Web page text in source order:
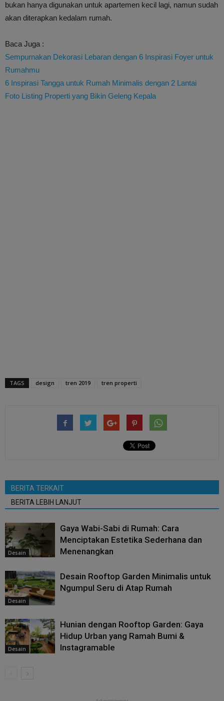
bukan hanya digunakan untuk apartemen kecil lagi, namun sudah
akan diterapkan kedalam rumah.
Baca Juga :
Sempurnakan Dekorasi Lebaran dengan 6 Inspirasi Foyer untuk
Rumahmu
6 Inspirasi Tangga untuk Rumah Minimalis dengan 2 Lantai
Foto Listing Properti yang Bikin Geleng Kepala
TAGS design tren 2019 tren properti
BERITA TERKAIT
BERITA LEBIH LANJUT
Desain
Gaya Wabi-Sabi di Rumah: Cara
Menciptakan Estetika Sederhana dan
Menenangkan
Desain
Desain Rooftop Garden Minimalis untuk
Ngumpul Seru di Atap Rumah
Desain
Hunian dengan Rooftop Garden: Gaya
Hidup Urban yang Ramah Bumi &
Instagramable